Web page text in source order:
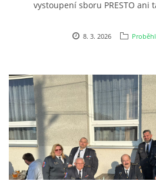
vystoupení sboru PRESTO ani
8. 3. 2026